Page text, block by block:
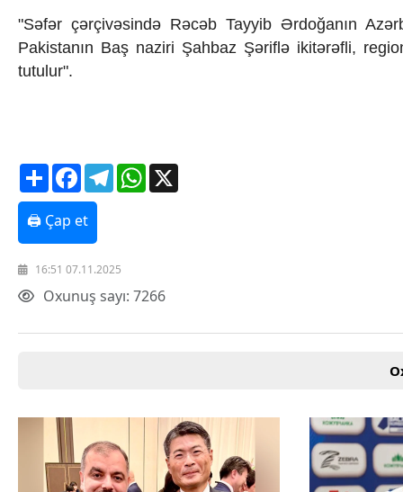
Hadisə
Sağlamlıq
Sosium
Missiyamız
"Səfər çərçivəsində Rəcəb Tayyib Ərdoğanın
Pakistanın Baş naziri Şahbaz Şəriflə ikitərəfli,
tutulur".
ShareFacebookTelegramWhatsApp
🖨 Çap et
16:51 07.11.2025
Oxunuş sayı: 7266